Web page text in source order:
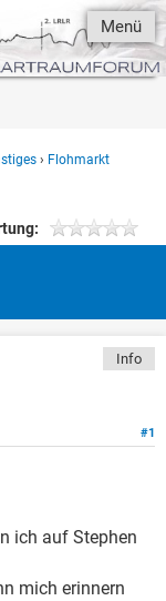
Menü
› Flohmarkt
Info
#1
ich auf Stephen
mich erinnern